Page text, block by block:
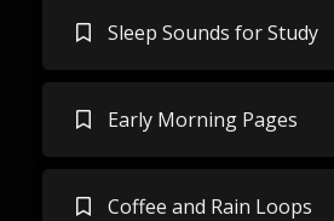
Sleep Sounds for Study
Early Morning Pages
Coffee and Rain Loops